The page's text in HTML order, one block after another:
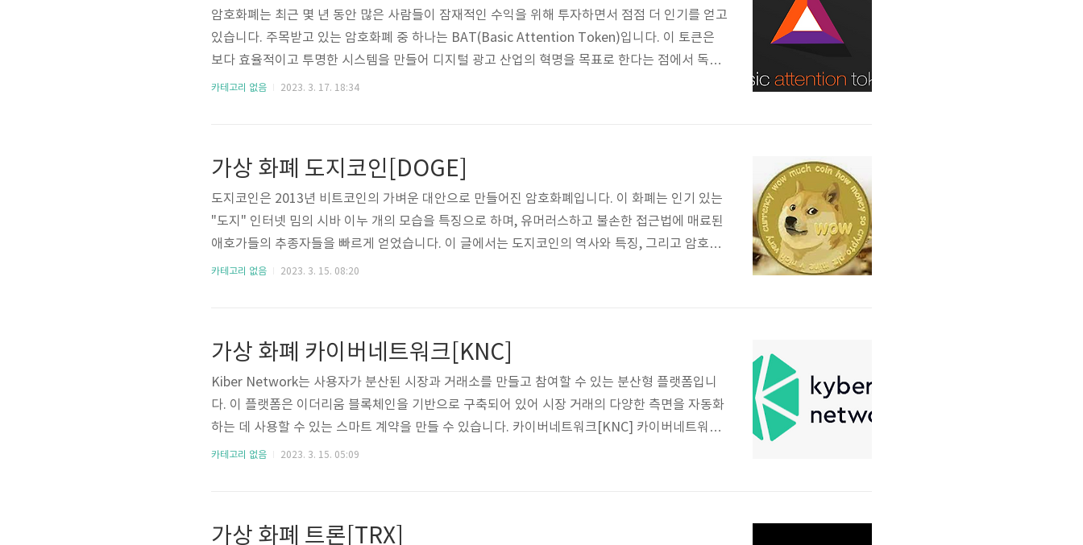
암호화폐는 최근 몇 년 동안 많은 사람들이 잠재적인 수익을 위해 투자하면서 점점 더 인기를 얻고
있습니다. 주목받고 있는 암호화폐 중 하나는 BAT(Basic Attention Token)입니다. 이 토큰은
보다 효율적이고 투명한 시스템을 만들어 디지털 광고 산업의 혁명을 목표로 한다는 점에서 독특
합니다. 가상화폐 베이직어텐션토큰[BAT] BAT(Basic Attention Token)란? BAT(Basic Atte
한 ..
카테고리 없음 2023. 3. 17. 18:34
가상 화폐 도지코인[DOGE]
도지코인은 2013년 비트코인의 가벼운 대안으로 만들어진 암호화폐입니다. 이 화폐는 인기 있는
"도지" 인터넷 밈의 시바 이누 개의 모습을 특징으로 하며, 유머러스하고 불손한 접근법에 매료된
애호가들의 추종자들을 빠르게 얻었습니다. 이 글에서는 도지코인의 역사와 특징, 그리고 암호화
폐의 세계에서 도지코인의 잠재적인 미래에 대해 알아보겠습니다. 가상 화폐 도지코인[DOGE] 도
이는 유머와 불손한 접근에 이끌린 애호가들을 끌어들이는..
카테고리 없음 2023. 3. 15. 08:20
가상 화폐 카이버네트워크[KNC]
Kiber Network는 사용자가 분산된 시장과 거래소를 만들고 참여할 수 있는 분산형 플랫폼입니
다. 이 플랫폼은 이더리움 블록체인을 기반으로 구축되어 있어 시장 거래의 다양한 측면을 자동화
하는 데 사용할 수 있는 스마트 계약을 만들 수 있습니다. 카이버네트워크[KNC] 카이버네트워크
의 정의 키버 네트워크는 블록체인 마니아와 개발자로 구성된 팀이 2017년에 설립했습니다. 다양
여하기 위한 매력적인 플랫폼으로 만드는 다양한 기능..
카테고리 없음 2023. 3. 15. 05:09
가상 화폐 트론[TRX]